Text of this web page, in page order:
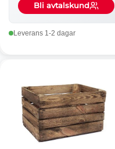
Bli avtalskund
Leverans 1-2 dagar